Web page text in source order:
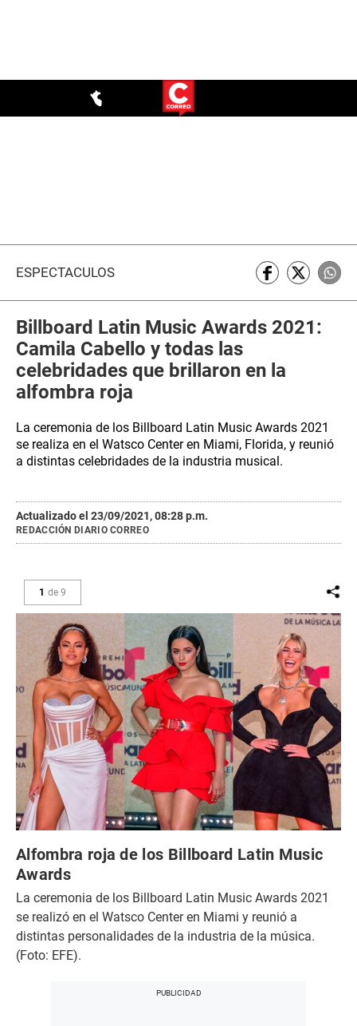
ESPECTÁCULOS
Billboard Latin Music Awards 2021:
Camila Cabello y todas las
celebridades que brillaron en la
alfombra roja
La ceremonia de los Billboard Latin Music Awards 2021
se realiza en el Watsco Center en Miami, Florida, y reunió
a distintas celebridades de la industria musical.
REDACCIÓN DIARIO CORREO
Actualizado el 23/09/2021, 08:28 p.m.
1 de 9
Alfombra roja de los Billboard Latin Music
Awards
La ceremonia de los Billboard Latin Music Awards 2021
se realizó en el Watsco Center en Miami y reunió a
distintas personalidades de la industria de la música.
(Foto: EFE).